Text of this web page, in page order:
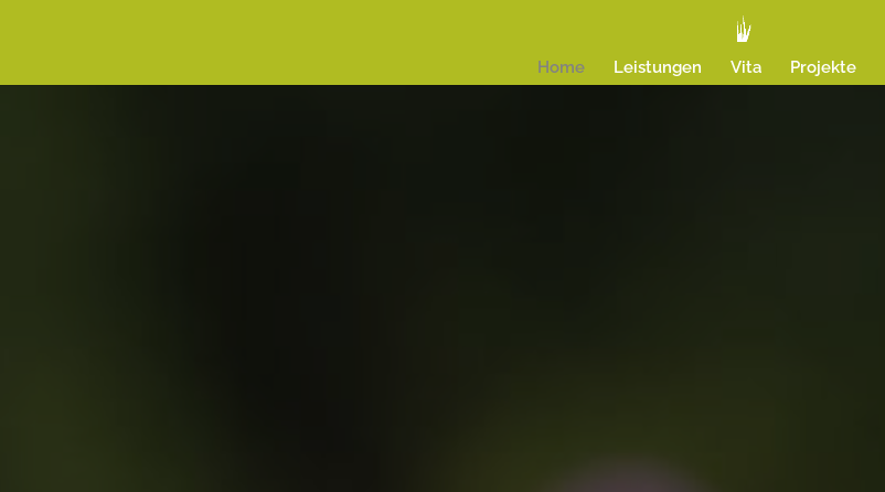
Home Leistungen Vita Projekte